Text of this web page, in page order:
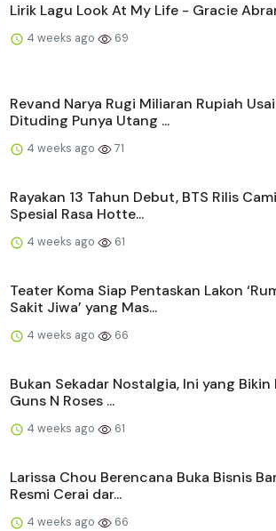
Lirik Lagu Look At My Life - Gracie
4 weeks ago 69
Revand Narya Rugi Miliaran Rupiah Usai
Dituding Punya Utang ...
4 weeks ago 71
Rayakan 13 Tahun Debut, BTS Rilis
Spesial Rasa Hotte...
4 weeks ago 61
Teater Koma Siap Pentaskan Lakon
Sakit Jiwa’ yang Mas...
4 weeks ago 66
Bukan Sekadar Nostalgia, Ini yang Bikin
Guns N Roses ...
4 weeks ago 61
Larissa Chou Berencana Buka Bisnis
Resmi Cerai dar...
4 weeks ago 66